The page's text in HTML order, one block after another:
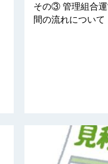
その③ 管理組合
間の流れについて